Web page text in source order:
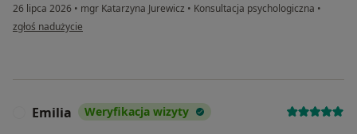
26 lipca 2026 • mgr Katarzyna Jurewicz • Konsultacja psychologiczna •
w opinii użytkownika KM
zgłoś nadużycie
Emilia Weryfikacja wizyty